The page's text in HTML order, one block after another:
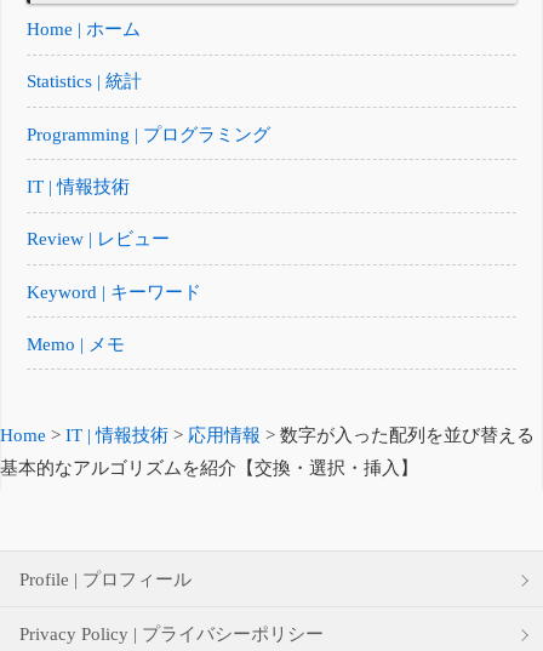
Home | ホーム
Statistics | 統計
Programming | プログラミング
IT | 情報技術
Review | レビュー
Keyword | キーワード
Memo | メモ
Home > IT | 情報技術 > 応用情報 > 数字が入った配列を並び替える
基本的なアルゴリズムを紹介【交換・選択・挿入】
Profile | プロフィール
Privacy Policy | プライバシーポリシー